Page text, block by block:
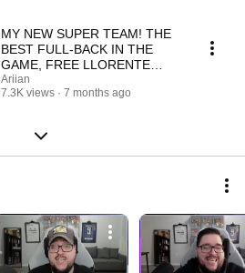
MY NEW SUPER TEAM! THE
BEST FULL-BACK IN THE
GAME, FREE LLORENTE
WINTER AND NEW SBCs | FC
26
Ariian
7.3K views
7 months ago